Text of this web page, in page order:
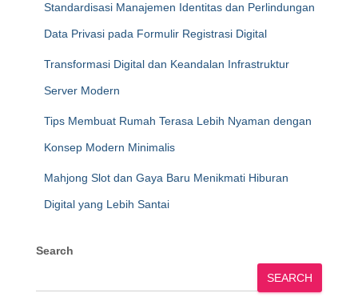
Standardisasi Manajemen Identitas dan Perlindungan
Data Privasi pada Formulir Registrasi Digital
Transformasi Digital dan Keandalan Infrastruktur
Server Modern
Tips Membuat Rumah Terasa Lebih Nyaman dengan
Konsep Modern Minimalis
Mahjong Slot dan Gaya Baru Menikmati Hiburan
Digital yang Lebih Santai
Search
SEARCH